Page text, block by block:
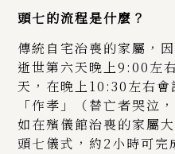
頭七的流程是什麼？
傳統自宅治喪的家屬，
逝世第六天晚上9:00左
天，在晚上10:30左右
「作孝」（替亡者哭泣
如在殯儀館治喪的家屬
頭七儀式，約2小時可完